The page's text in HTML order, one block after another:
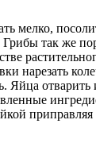
мелко,
Грибы так же
нарезать
Яйца отварить